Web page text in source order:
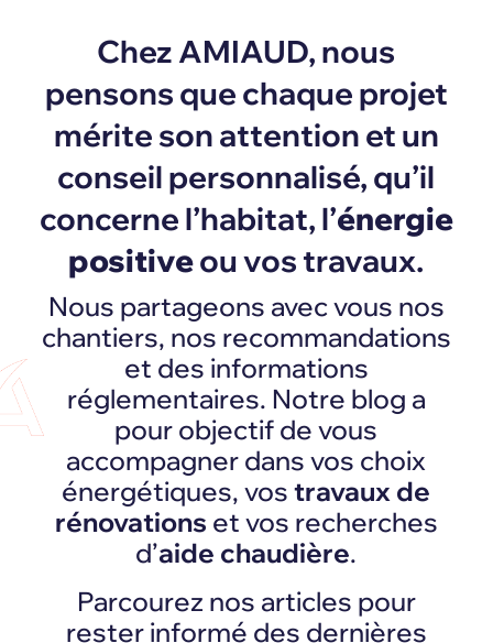
Chez AMIAUD, nous
pensons que chaque projet
mérite son attention et un
conseil personnalisé, qu’il
concerne l’habitat, l’énergie
positiveou vos travaux.
Nous partageons avec vous nos
chantiers, nos recommandations
et des informations
réglementaires. Notre blog a
pour objectif de vous
accompagner dans vos choix
énergétiques, vostravaux de
rénovations et vos recherches
d’aide chaudière.
Parcourez nos articles pour
rester informé des dernières